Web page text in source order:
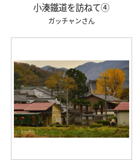
小湊鐵道を訪ねて④
ガッチャン